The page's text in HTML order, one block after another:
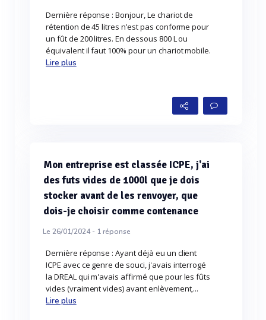
Dernière réponse : Bonjour, Le chariot de
rétention de 45 litres n’est pas conforme pour
un fût de 200 litres. En dessous 800 L ou
équivalent il faut 100% pour un chariot mobile.
Lire plus
Mon entreprise est classée ICPE, j'ai
des futs vides de 1000l que je dois
stocker avant de les renvoyer, que
dois-je choisir comme contenance
Le 26/01/2024 - 1réponse
Dernière réponse : Ayant déjà eu un client
ICPE avec ce genre de souci, j'avais interrogé
la DREAL qui m'avais affirmé que pour les fûts
vides (vraiment vides) avant enlèvement,...
Lire plus